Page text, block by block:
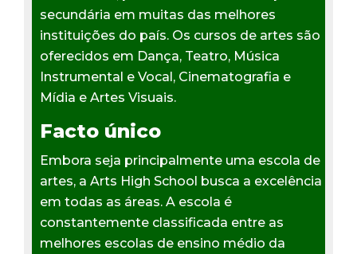
secundária em muitas das melhores
instituições do país. Os cursos de artes são
oferecidos em Dança, Teatro, Música
Instrumental e Vocal, Cinematografia e
Mídia e Artes Visuais.
Facto único
Embora seja principalmente uma escola de
artes, a Arts High School busca a excelência
em todas as áreas. A escola é
constantemente classificada entre as
melhores escolas de ensino médio da